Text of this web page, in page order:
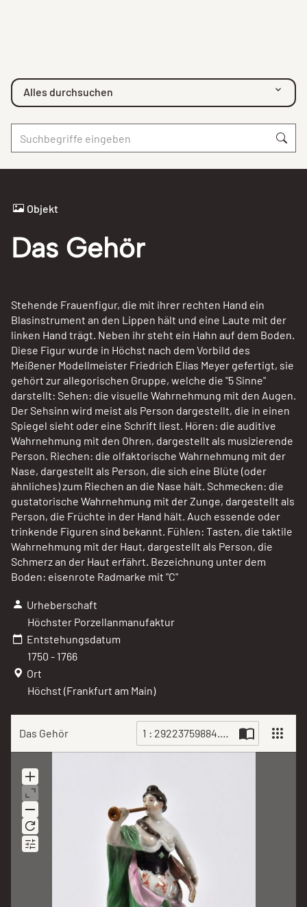
Alles durchsuchen
Das Gehör 1 : 29223759884.jpg
Scan
Objekt
Das Gehör
Stehende Frauenfigur, die mit ihrer rechten Hand ein
Blasinstrument an den Lippen hält und eine Laute mit der
linken Hand trägt. Neben ihr steht ein Hahn auf dem Boden.
Diese Figur wurde in Höchst nach dem Vorbild des
Meißener Modellmeister Friedrich Elias Meyer gefertigt, sie
gehört zur allegorischen Gruppe, welche die "5 Sinne"
darstellt: Sehen: die visuelle Wahrnehmung mit den Augen.
Der Sehsinn wird meist als Person dargestellt, die in einen
Spiegel sieht oder eine Schrift liest. Hören: die auditive
Wahrnehmung mit den Ohren, dargestellt als musizierende
Person. Riechen: die olfaktorische Wahrnehmung mit der
Nase, dargestellt als Person, die sich eine Blüte (oder
ähnliches) zum Riechen an die Nase hält. Schmecken: die
gustatorische Wahrnehmung mit der Zunge, dargestellt als
Person, die Früchte in der Hand hält. Auch essende oder
trinkende Figuren sind bekannt. Fühlen: Tasten, die taktile
Wahrnehmung mit der Haut, dargestellt als Person, die
Schmerz an der Haut erfährt. Bezeichnung unter dem
Boden: eisenrote Radmarke mit "C"
Urheberschaft
Höchster Porzellanmanufaktur
Entstehungsdatum
1750 - 1766
Ort
Höchst (Frankfurt am Main)